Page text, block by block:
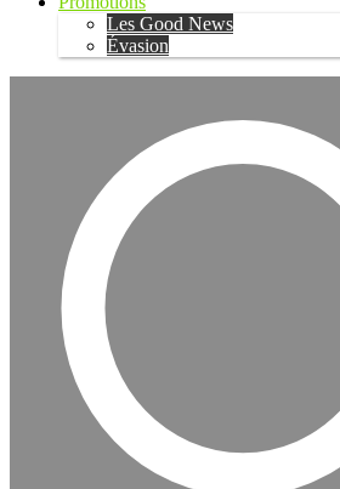
Les Good News
Évasion